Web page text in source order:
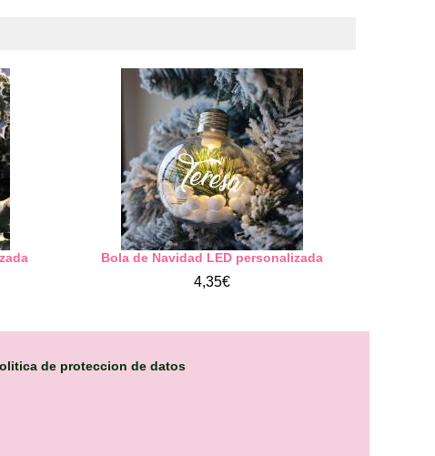
Bola de Navidad LED personalizada
4,35€
de proteccion de datos